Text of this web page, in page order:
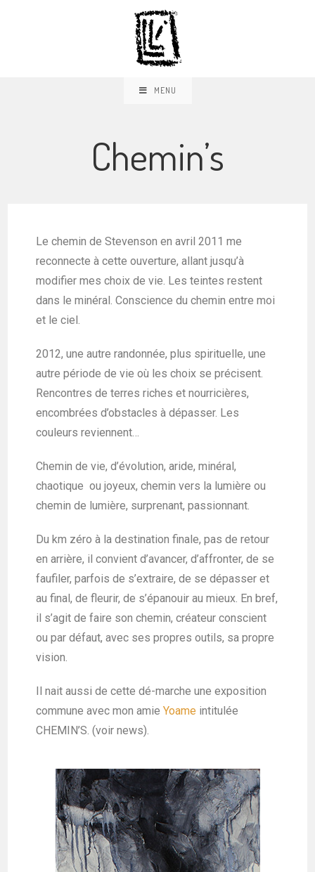
MENU
Chemin’s
Le chemin de Stevenson en avril 2011 me
reconnecte à cette ouverture, allant jusqu’à
modifier mes choix de vie. Les teintes restent
dans le minéral. Conscience du chemin entre moi
et le ciel.
2012, une autre randonnée, plus spirituelle, une
autre période de vie où les choix se précisent.
Rencontres de terres riches et nourricières,
encombrées d’obstacles à dépasser. Les
couleurs reviennent…
Chemin de vie, d’évolution, aride, minéral,
chaotique ou joyeux, chemin vers la lumière ou
chemin de lumière, surprenant, passionnant.
Du km zéro à la destination finale, pas de retour
en arrière, il convient d’avancer, d’affronter, de se
faufiler, parfois de s’extraire, de se dépasser et
au final, de fleurir, de s’épanouir au mieux. En bref,
il s’agit de faire son chemin, créateur conscient
ou par défaut, avec ses propres outils, sa propre
vision.
Il nait aussi de cette dé-marche une exposition
commune avec mon amieYoame intitulée
CHEMIN’S. (voir news).